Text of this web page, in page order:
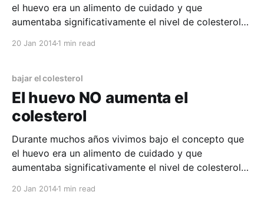
el huevo era un alimento de cuidado y que
aumentaba significativamente el nivel de colesterol
sanas con una
20 Jan 20141 min read
bajar el colesterol
El huevo NO aumenta el
colesterol
Durante muchos años vivimos bajo el concepto que
el huevo era un alimento de cuidado y que
aumentaba significativamente el nivel de colesterol
20 Jan 20141 min read